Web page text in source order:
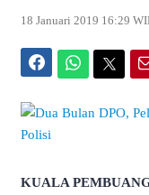
18 Januari 2019 16:29
KUALA